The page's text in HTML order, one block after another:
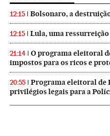
12:15 Bolsonaro, a
12:15 Lula, uma ressurreição
21:14
O programa eleitoral
impostos para os ricos e
20:55
Programa eleitoral de
privilégios legais para a